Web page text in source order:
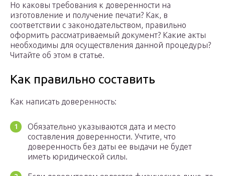
Но каковы требования к доверенности на
изготовление и получение печати? Как, в
соответствии с законодательством, правильно
оформить рассматриваемый документ? Какие акты
необходимы для осуществления данной процедуры?
Читайте об этом в статье.
Как правильно составить
Как написать доверенность:
Обязательно указываются дата и место
составления доверенности. Учтите, что
доверенность без даты ее выдачи не будет
иметь юридической силы.